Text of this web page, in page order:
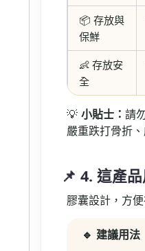
📦 存放與
保鮮
👶 存放安
全
💡 小貼士： 請
嚴重跌打骨折
📌 4. 這產
膠囊設計，方
🔹 建議用法